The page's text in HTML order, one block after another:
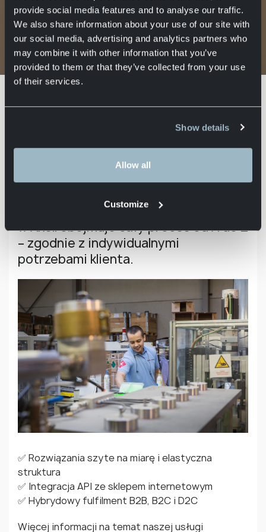
provide social media features and to analyse our traffic.
We also share information about your use of our site with
our social media, advertising and analytics partners who
may combine it with other information that you’ve
provided to them or that they’ve collected from your use
of their services.
Show details
Allow all
Customize
HomeAktualnościFulfilment
Dzięki wieloletniemu doświadczeniu
związane z fulfilmentem. Nasze
centrum fulfilmentowe zapewnia
kompleksowe wsparcie – od
magazynowania, przez kompletację i
obsługę zwrotów. Usługa fulfilmentu
w Axell obejmuje cały proces od A do Z
– zgodnie z indywidualnymi
potrzebami klienta.
✅ Rozwiązania szyte na miarę i elastyczna
struktura
✅ Integracja API ze sklepem internetowym
✅ Hybrydowy fulfilment B2B, B2C i D2C
Więcej informacji na temat naszej usługi